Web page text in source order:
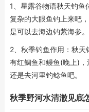
1、星露谷物语秋天钓
复杂的大眼鱼钓上来吧
是可以去海边钓紫海参。
2、秋季钓鱼作用：秋天
有红鲷鱼和鳗鱼(晚上)
还是去河里钓鲶鱼吧。
秋季野河水清澈见底